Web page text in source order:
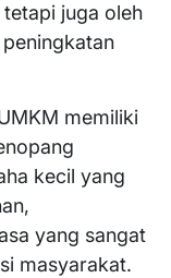
juga oleh
memiliki
kecil yang
yang sangat
masyarakat.